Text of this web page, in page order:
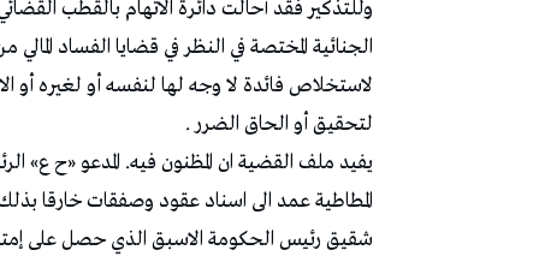
وللتذكير فقد أحالت دائرة الاتهام بالقطب
الجنائية المختصة في النظر في قضايا الفساد
لاستخلاص فائدة لا وجه لها لنفسه أو لغيره أو
لتحقيق أو الحاق الضرر .
يفيد ملف القضية ان المظنون فيه. المدعو «ح ع»
المطاطية عمد الى اسناد عقود وصفقات خارقا
شقيق رئيس الحكومة الاسبق الذي حصل على